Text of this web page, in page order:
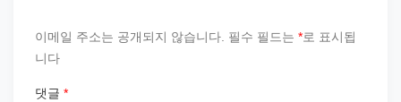
이메일 주소는 공개되지 않습니다. 필수 필드는 *로 표시됩
니다
댓글 *